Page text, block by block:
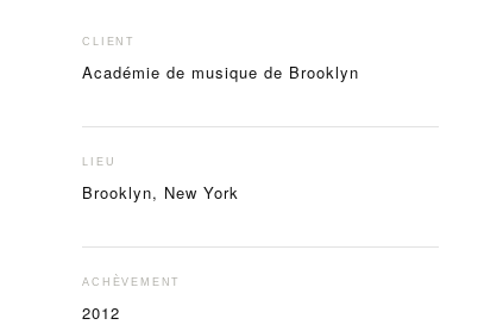
CLIENT
Académie de musique de Brooklyn
LIEU
Brooklyn, New York
ACHÈVEMENT
2012